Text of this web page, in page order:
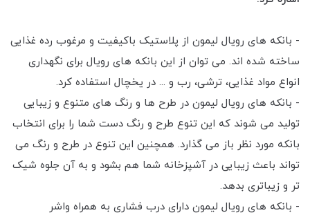
- بانکه های رویال لیمون از پلاستیک باکیفیت و مرغوب رده غذایی
ساخته شده اند. می توان از این بانکه های رویال برای نگهداری
انواع مواد غذایی، ترشی، رب و ... در یخچال استفاده کرد.
- بانکه های رویال لیمون در طرح ها و رنگ های متنوع و زیبایی
تولید می شوند که این تنوع طرح و رنگ دست شما را برای انتخاب
بانکه مورد نظر باز می گذارد. همچنین این تنوع در طرح و رنگ می
تواند باعث زیبایی در آشپزخانه شما هم بشود و به آن جلوه شیک
تر و زیباتری بدهد.
- بانکه های رویال لیمون دارای درب فشاری به همراه واشر